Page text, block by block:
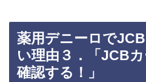
薬用デニーロで
い理由３．「JCB
確認する！」